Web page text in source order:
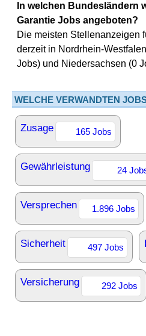
In welchen Bundesländern
Garantie Jobs angeboten?
Die meisten Stellenanzeigen
derzeit in Nordrhein-
Jobs) und Niedersachsen (0
WELCHE VERWANDTEN
Zusage 165 Jobs
Gewährleistung 24
Versprechen 1.896 Jobs
Sicherheit 497 Jobs
Versicherung 292 Jobs